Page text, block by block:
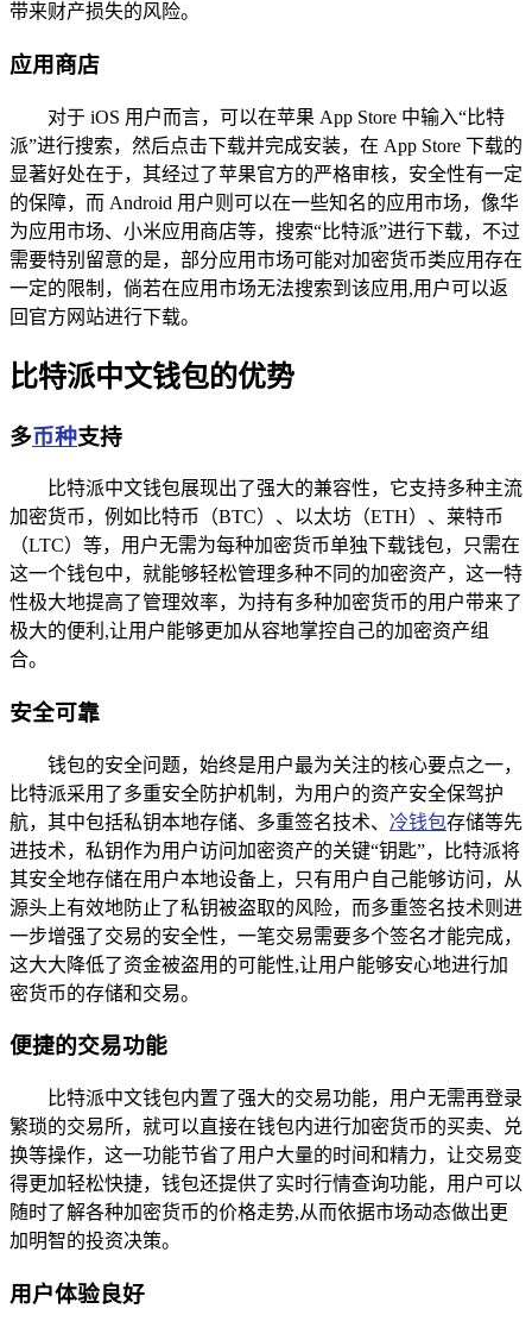
带来财产损失的风险。
应用商店
对于 iOS 用户而言，可以在苹果 App Store 中输入“比特
派”进行搜索，然后点击下载并完成安装，在 App Store 下载的
显著好处在于，其经过了苹果官方的严格审核，安全性有一定
的保障，而 Android 用户则可以在一些知名的应用市场，像华
为应用市场、小米应用商店等，搜索“比特派”进行下载，不过
需要特别留意的是，部分应用市场可能对加密货币类应用存在
一定的限制，倘若在应用市场无法搜索到该应用,用户可以返
回官方网站进行下载。
比特派中文钱包的优势
多币种支持
比特派中文钱包展现出了强大的兼容性，它支持多种主流
加密货币，例如比特币（BTC）、以太坊（ETH）、莱特币
（LTC）等，用户无需为每种加密货币单独下载钱包，只需在
这一个钱包中，就能够轻松管理多种不同的加密资产，这一特
性极大地提高了管理效率，为持有多种加密货币的用户带来了
极大的便利,让用户能够更加从容地掌控自己的加密资产组
合。
安全可靠
钱包的安全问题，始终是用户最为关注的核心要点之一，
比特派采用了多重安全防护机制，为用户的资产安全保驾护
航，其中包括私钥本地存储、多重签名技术、 冷钱包存储等先
进技术，私钥作为用户访问加密资产的关键“钥匙”，比特派将
其安全地存储在用户本地设备上，只有用户自己能够访问，从
源头上有效地防止了私钥被盗取的风险，而多重签名技术则进
一步增强了交易的安全性，一笔交易需要多个签名才能完成，
这大大降低了资金被盗用的可能性,让用户能够安心地进行加
密货币的存储和交易。
便捷的交易功能
比特派中文钱包内置了强大的交易功能，用户无需再登录
繁琐的交易所，就可以直接在钱包内进行加密货币的买卖、兑
换等操作，这一功能节省了用户大量的时间和精力，让交易变
得更加轻松快捷，钱包还提供了实时行情查询功能，用户可以
随时了解各种加密货币的价格走势,从而依据市场动态做出更
加明智的投资决策。
用户体验良好